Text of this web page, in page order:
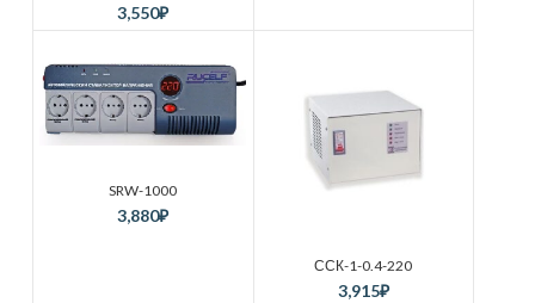
3,550₽
SRW-1000
3,880₽
ССК-1-0.4-220
3,915₽